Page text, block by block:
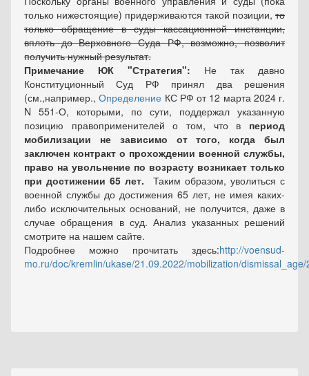
только нижестоящие) придерживаются такой позиции, то
только обращение в суды кассационной инстанции,
вплоть до Верховного Суда РФ, возможно, позволит
получить нужный результат.
Примечание ЮК "Стратегия": Не так давно
Конституционный Суд РФ принял два решения
(см.,например.,Определение КС РФ от 12 марта 2024 г.
N 551-О, которыми, по сути, поддержал указанную
позицию правоприменителей о том, что в период
мобилизации не зависимо от того, когда был
заключен контракт о прохождении военной службы,
право на увольнение по возрасту возникает только
при достижении 65 лет. Таким образом, уволиться с
военной службы до достижения 65 лет, не имея каких-
либо исключительных оснований, не получится, даже в
случае обращения в суд. Анализ указанных решений
смотрите на нашем сайте.
Подробнее можно прочитать здесь:http://voensud-
mo.ru/doc/kremlin/ukase/21.09.2022/mobilization/